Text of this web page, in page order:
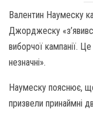
Валентин Наумеску
Джорджеску
виборчої кампанії.
незначні».
Наумеску пояснює,
призвели принаймні